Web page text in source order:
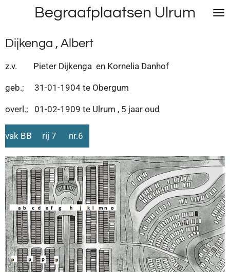
naar
de
hoofdinhoud
Begraafplaatsen Ulrum
Dijkenga , Albert
z.v. Pieter Dijkenga en Kornelia Danhof
geb.; 31-01-1904 te Obergum
overl.; 01-02-1909 te Ulrum , 5 jaar oud
vak BB rij 7 nr.6